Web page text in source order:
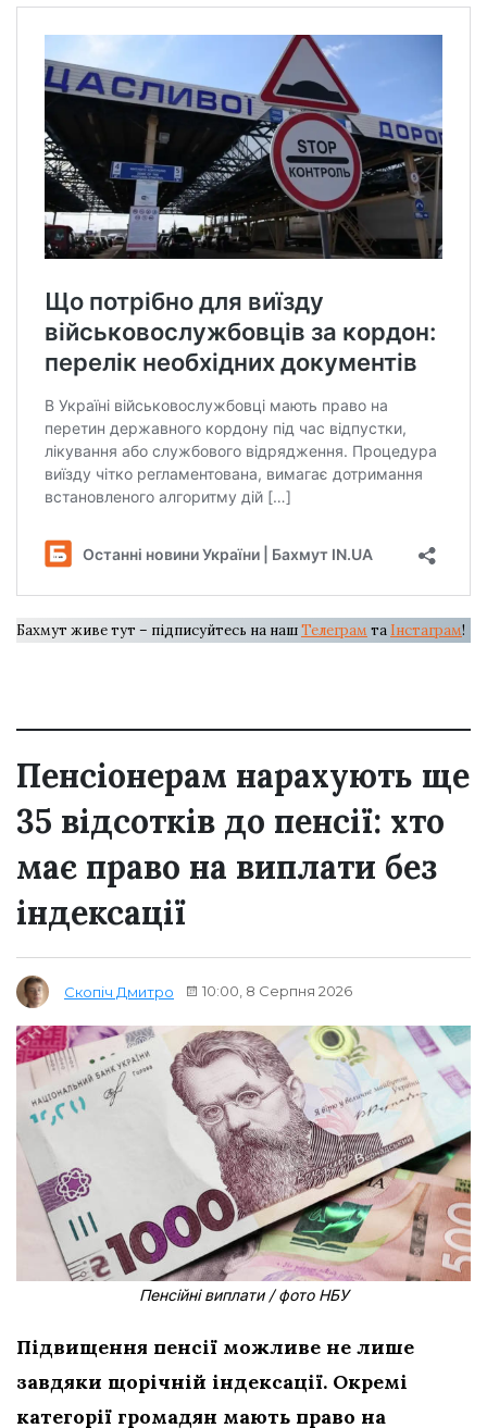
Бахмут живе тут – підписуйтесь на нашТелеграм та Інстаграм!
Пенсіонерам нарахують ще
35 відсотків до пенсії: хто
має право на виплати без
індексації
Скопіч Дмитро 10:00, 8 Серпня 2026
Пенсійні виплати / фото НБУ
Підвищення пенсії можливе не лише
завдяки щорічній індексації. Окремі
категорії громадян мають право на